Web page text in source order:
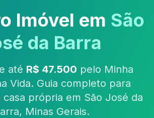
Imóvel em São
da Barra
até R$ 47.500 pelo Minha
Vida. Guia completo para
própria em São José da
Minas Gerais.